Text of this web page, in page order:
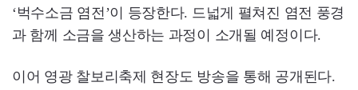
‘벅수소금 염전’이 등장한다. 드넓게 펼쳐진 염전 풍경
과 함께 소금을 생산하는 과정이 소개될 예정이다.
이어 영광 찰보리축제 현장도 방송을 통해 공개된다.